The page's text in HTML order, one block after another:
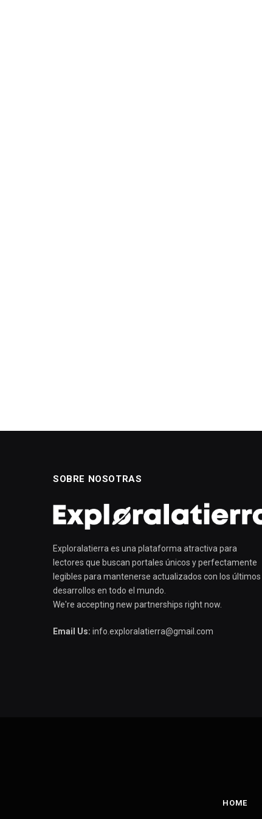
SOBRE NOSOTRAS
Exploralatierra es una plataforma atractiva para
lectores que buscan portales únicos y perfectamente
legibles para mantenerse actualizados con los últimos
desarrollos en todo el mundo.
We're accepting new partnerships right now.
Email Us: info.exploralatierra@gmail.com
HOME